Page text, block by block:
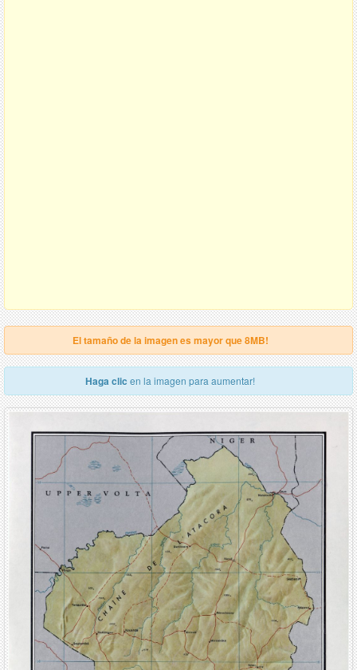
El tamaño de la imagen es mayor que 8MB!
Haga clic en la imagen para aumentar!